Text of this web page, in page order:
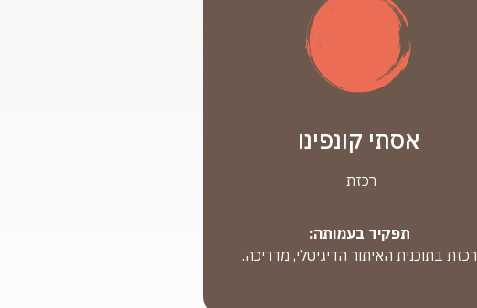
אסתי קונפינו
רכזת
תפקיד בעמותה:
רכזת בתוכנית האיתור הדיגיטלי, מדריכה.